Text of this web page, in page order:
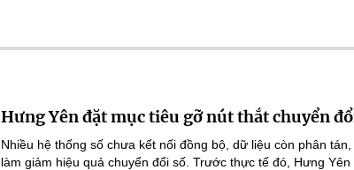
Hưng Yên đặt mục tiêu gỡ nút thắt chuyển
Nhiều hệ thống số chưa kết nối đồng bộ, dữ liệu còn phân
làm giảm hiệu quả chuyển đổi số. Trước thực tế đó, Hưng